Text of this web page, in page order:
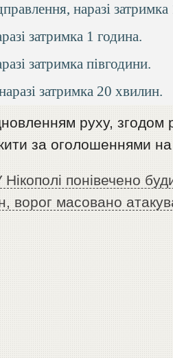
наразі затримка
затримка 1 година.
затримка півгодини.
затримка 20 хвилин.
руху,
за оголошеннями на
Нікополі понівечено
ворог масовано